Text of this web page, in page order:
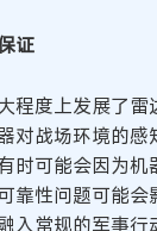
证
程度上发展了雷
对战场环境的感
时可能会因为机
靠性问题可能会
入常规的军事行